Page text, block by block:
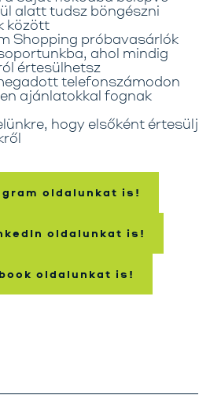
alatt tudsz böngészni
között
Shopping próbavasárlók
ahol mindig
értesülhetsz
telefonszámodon
ajánlatokkal fognak
hogy elsőként értesülj
oldalunkat is!
oldalunkat is!
oldalunkat is!